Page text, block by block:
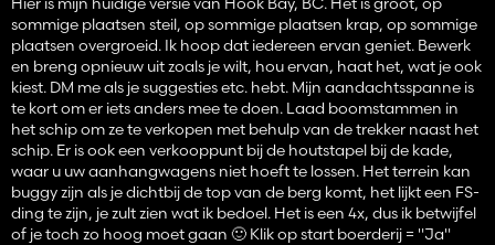
sommige plaatsen steil, op sommige plaatsen krap, op sommige
plaatsen overgroeid. Ik hoop dat iedereen ervan geniet. Bewerk
en breng opnieuw uit zoals je wilt, hou ervan, haat het, wat je ook
kiest. DM me als je suggesties etc. hebt. Mijn aandachtsspanne is
te kort om er iets anders mee te doen. Laad boomstammen in
het schip om ze te verkopen met behulp van de trekker naast het
schip. Er is ook een verkooppunt bij de houtstapel bij de kade,
waar u uw aanhangwagens niet hoeft te lossen. Het terrein kan
buggy zijn als je dichtbij de top van de berg komt, het lijkt een FS-
ding te zijn, je zult zien wat ik bedoel. Het is een 4x, dus ik betwijfel
of je toch zo hoog moet gaan 🙂 Klik op start boerderij = "Ja"